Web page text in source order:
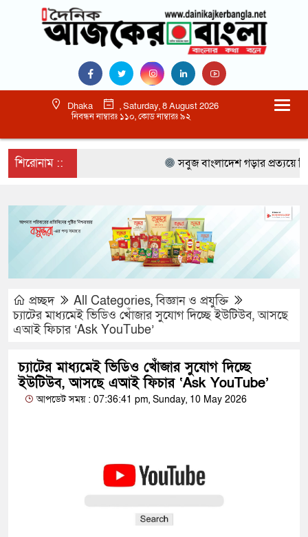
Dhaka
, Saturday, 8 August 2026
নিবন্ধন নাম্বারঃ ১১০, কোড নাম্বারঃ ৯২
শিরোনাম :: সবুজ বাংলাদেশ গড়ার প্রত্যয়ে
প্রচ্ছদ All Categories,বিজ্ঞান ও প্রযুক্তি
চ্যাটের মাধ্যমেই ভিডিও খোঁজার সুযোগ দিচ্ছে ইউটিউব, আসছে
এআই ফিচার ‘Ask YouTube’
চ্যাটের মাধ্যমেই ভিডিও খোঁজার সুযোগ দিচ্ছে
ইউটিউব, আসছে এআই ফিচার ‘Ask YouTube’
আপডেট সময় : 07:36:41 pm, Sunday, 10 May 2026